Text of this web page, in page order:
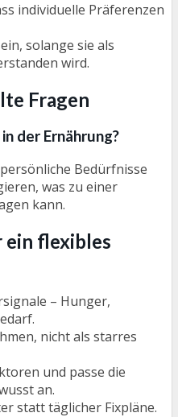
individuelle Präferenzen
solange sie als
wird.
Fragen
der Ernährung?
Bedürfnisse
was zu einer
kann.
flexibles
– Hunger,
nicht als starres
und passe die
an.
statt täglicher Fixpläne.